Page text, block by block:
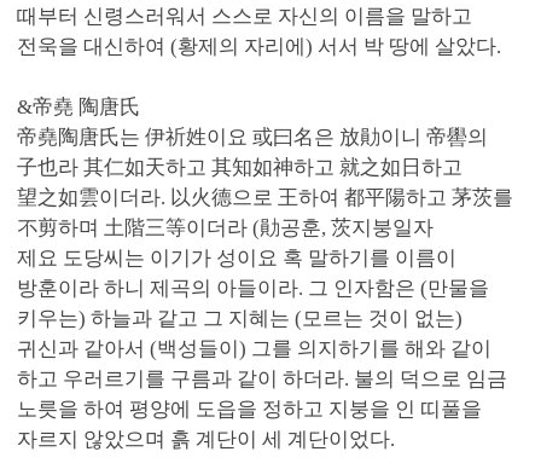
때부터 신령스러워서 스스로 자신의 이름을 말하고
전욱을 대신하여 (황제의 자리에) 서서 박 땅에 살았다.
&帝堯 陶唐氏
帝堯陶唐氏는 伊祈姓이요 或曰名은 放勛이니 帝嚳의
子也라 其仁如天하고 其知如神하고 就之如日하고
望之如雲이더라. 以火德으로 王하여 都平陽하고 茅茨를
不剪하며 土階三等이더라 (勛공훈, 茨지붕일자
제요 도당씨는 이기가 성이요 혹 말하기를 이름이
방훈이라 하니 제곡의 아들이라. 그 인자함은 (만물을
키우는) 하늘과 같고 그 지혜는 (모르는 것이 없는)
귀신과 같아서 (백성들이) 그를 의지하기를 해와 같이
하고 우러르기를 구름과 같이 하더라. 불의 덕으로 임금
노릇을 하여 평양에 도읍을 정하고 지붕을 인 띠풀을
자르지 않았으며 흙 계단이 세 계단이었다.